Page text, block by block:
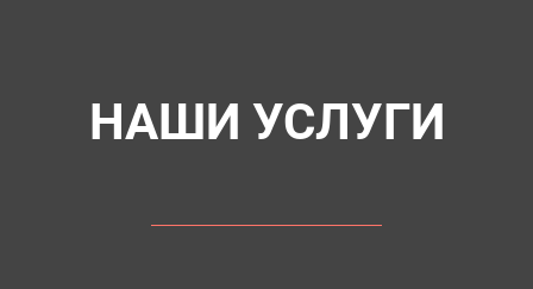
НАШИ УСЛУГИ